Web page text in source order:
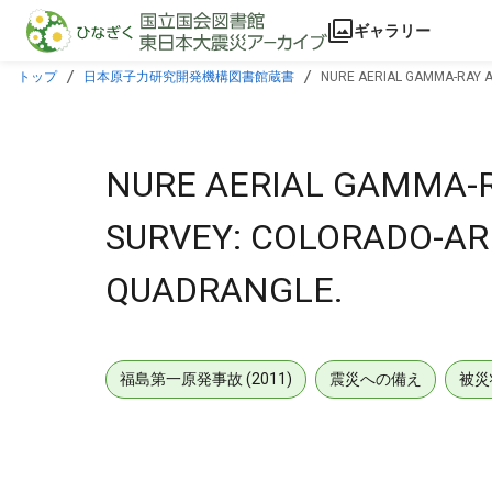
本文に飛ぶ
ギャラリー
トップ 日本原子力研究開発機構図書館蔵書 NURE AERIAL GAMMA-RAY
NURE AERIAL
SURVEY: COLORADO-
QUADRANGLE.
福島第一原発事故 (2011) 震災への備え 被災